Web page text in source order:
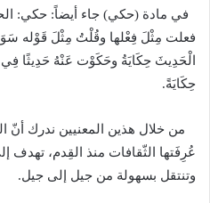
في مادة (حكي) جاء أيضاً: حكي:
فعلت مِثْلَ فِعْلها وقُلْتُ مِثْلَ قَوْله
الْحَدِيثَ حِكَايَةُ وحَكَوْت عَنْهُ حَدِيثًا
حِكَايَةً.
من خلال هذين المعنيين ندرك أنّ
عُرِفَتها الثّقافات منذ القِدم، تهدف
وتنتقل بسهولة من جيل إلى جيل.